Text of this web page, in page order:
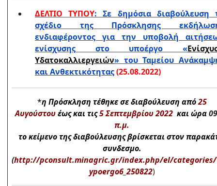
ΔΕΛΤΙΟ ΤΥΠΟΥ: Σε δημόσια διαβούλευση
σχέδιο της Πρόσκλησης
ενδιαφέροντος για την υποβολή
ενίσχυσης στο υποέργο «
Υδατοκαλλιεργειών» του Ταμείου
και Ανθεκτικότητας(25.08.2022)
*η Πρόσκληση τέθηκε σε διαβούλευση από25
Αυγούστουέως και τις5 Σεπτεμβρίου2022 και ώρα09
π.μ.
το κείμενο της διαβούλευσης βρίσκεται στον
συνδεσμο.
(http://pconsult.minagric.gr/index.php/el/categories/
ypoergo6_250822)